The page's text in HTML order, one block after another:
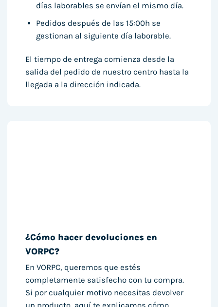
días laborables se envían el mismo día.
Pedidos después de las 15:00h se
gestionan al siguiente día laborable.
El tiempo de entrega comienza desde la
salida del pedido de nuestro centro hasta la
llegada a la dirección indicada.
¿Cómo hacer devoluciones en
VORPC?
En VORPC, queremos que estés
completamente satisfecho con tu compra.
Si por cualquier motivo necesitas devolver